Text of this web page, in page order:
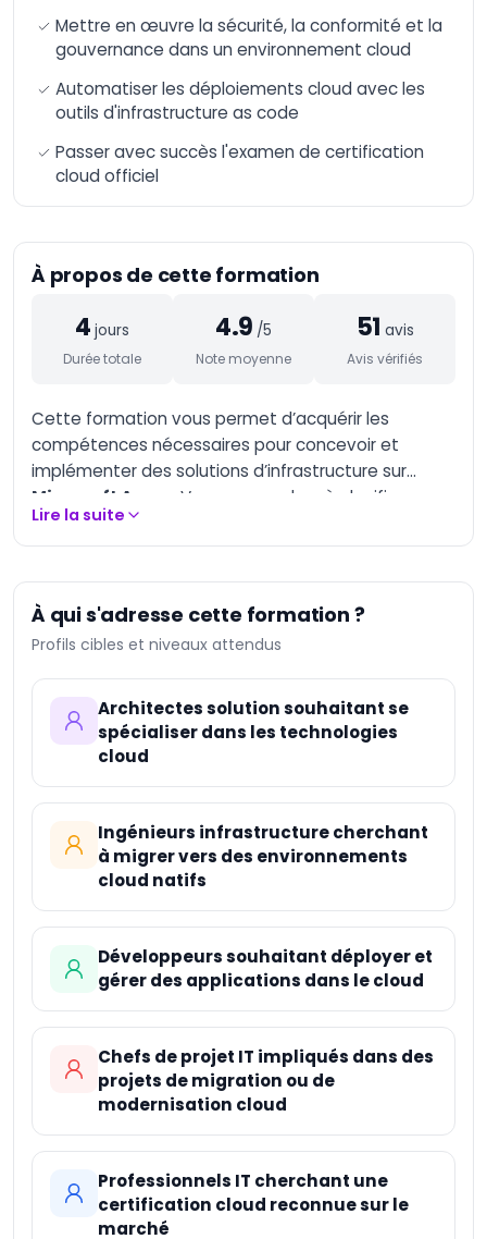
AI-Augmented
Finance Manager
Chain
Manager
AI-Augmented
AI-Augmented
AI-Augmented Trainer
AI-Augmented HQSE
Manager
Data Engineer
Databricks Certified
Machine Learning
Professional
Databricks Certified
Mettre en œuvre la sécurité, la conformité et la
gouvernance dans un environnement cloud
Automatiser les déploiements cloud avec les
outils d'infrastructure as code
Passer avec succès l'examen de certification
cloud officiel
À propos de cette formation
4 jours
Durée totale
4.9 /5
Note moyenne
51 avis
Avis vérifiés
Cette formation vous permet d’acquérir les
compétences nécessaires pour concevoir et
implémenter des solutions d’infrastructure sur
Microsoft Azure. Vous apprendrez à planifier,
déployer et gérer des architectures cloud
sécurisées, performantes et évolutives. Le
programme couvre les services Azure essentiels, la
mise en réseau, le stockage, la sécurité et
l’optimisation des performances. À travers des
études de cas et des exercices pratiques, vous
développerez une expertise concrète pour
répondre aux besoins des entreprises. Cette
formation s’adresse aux architectes cloud,
ingénieurs système et professionnels IT souhaitant
maîtriser la conception d’infrastructures sur Azure.
Lire la suite
À qui s'adresse cette formation ?
Profils cibles et niveaux attendus
Architectes solution souhaitant se
spécialiser dans les technologies
cloud
Ingénieurs infrastructure cherchant
à migrer vers des environnements
cloud natifs
Développeurs souhaitant déployer et
gérer des applications dans le cloud
Chefs de projet IT impliqués dans des
projets de migration ou de
modernisation cloud
Professionnels IT cherchant une
certification cloud reconnue sur le
marché